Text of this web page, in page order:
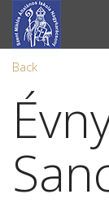
Back